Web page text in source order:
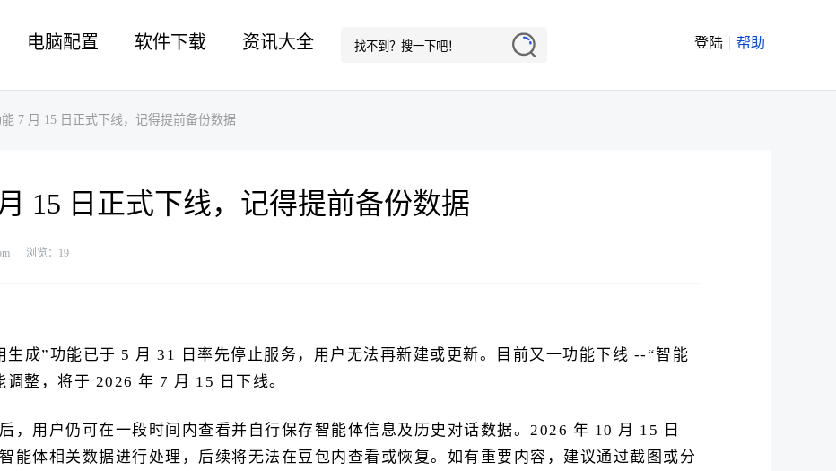
电脑配置 软件下载 资讯大全 登陆 帮助
7 月 15 日正式下线，记得提前备份数据
15 日正式下线，记得提前备份数据
浏览： 19
”功能已于 5 月 31 日率先停止服务，用户无法再新建或更新。目前又一功能下线 --“智能
整，将于 2026 年 7 月 15 日下线。
用户仍可在一段时间内查看并自行保存智能体信息及历史对话数据。2026 年 10 月 15 日
能体相关数据进行处理，后续将无法在豆包内查看或恢复。如有重要内容，建议通过截图或分